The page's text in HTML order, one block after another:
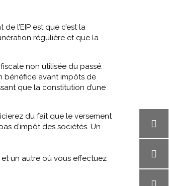
l’EIP est que c’est la
régulière et que la
non utilisée du passé.
bénéfice avant impôts de
que la constitution d’une
du fait que le versement
d’impôt des sociétés. Un
un autre où vous effectuez